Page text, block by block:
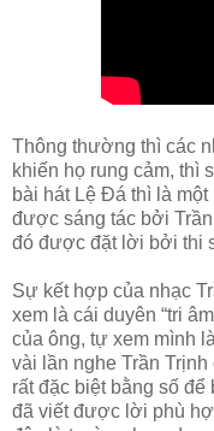
Thông thường thì các
khiến họ rung cảm, thì
bài hát Lệ Đá thì là
được sáng tác bởi
đó được đặt lời bởi thi
Sự kết hợp của nhạc
xem là cái duyên “tri
của ông, tự xem mình
vài lần nghe Trần
rất đặc biệt bằng số để
đã viết được lời phù